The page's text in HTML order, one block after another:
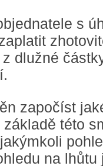
s
dlužné
započíst
této
na